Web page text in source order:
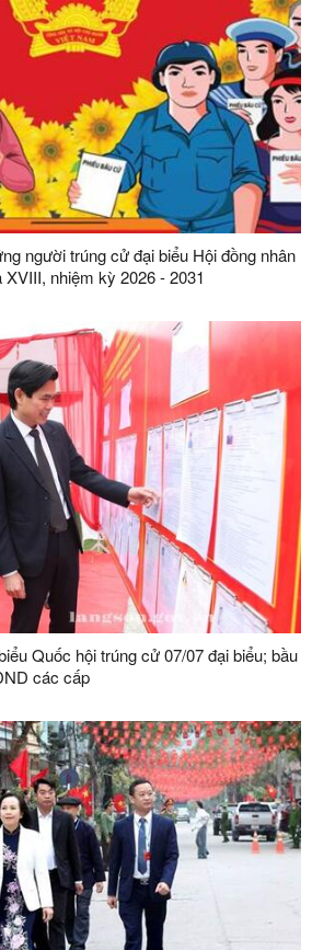
người trúng cử đại biểu Hội đồng nhân
nhiệm kỳ 2026 - 2031
Quốc hội trúng cử 07/07 đại biểu; bầu
các cấp